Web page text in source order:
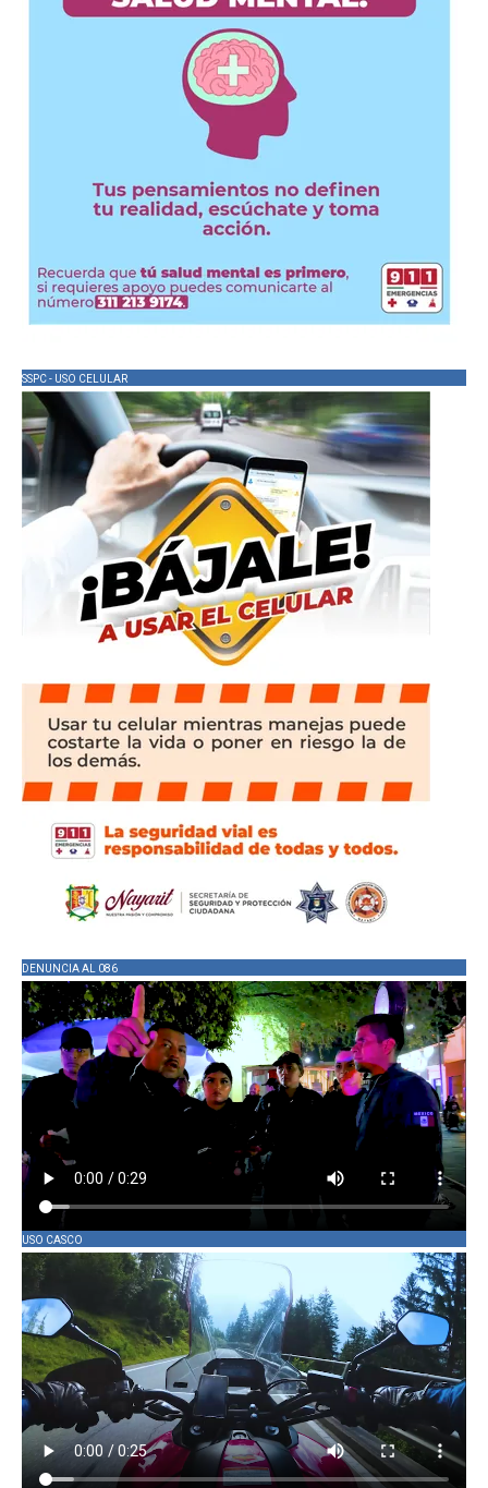
SSPC - USO CELULAR
DENUNCIA AL 086
USO CASCO